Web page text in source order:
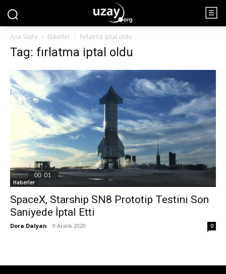
Ana Sayfa Etiketler Fırlatma iptal oldu
Tag: fırlatma iptal oldu
Haberler
SpaceX, Starship SN8 Prototip Testini Son
Saniyede İptal Etti
Dora Dalyan - 9 Aralık 2020 0